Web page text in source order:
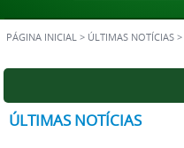
PÁGINA INICIAL > ÚLTIMAS NOTÍCIAS >
ÚLTIMAS NOTÍCIAS